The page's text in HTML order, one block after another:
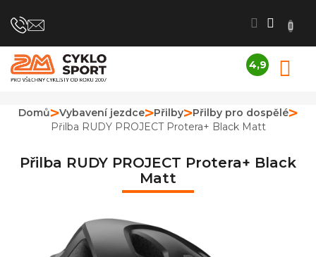
na
4,9
obchodu
je
4,9
hvězdiček.
Domů Vybavení jezdce Přilby
Přilby pro dospělé
Přilba RUDY PROJECT Protera+ Black Matt
Přilba RUDY PROJECT Protera+ Black
Matt